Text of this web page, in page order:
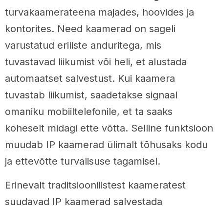
turvakaamerateena majades, hoovides ja
kontorites. Need kaamerad on sageli
varustatud eriliste anduritega, mis
tuvastavad liikumist või heli, et alustada
automaatset salvestust. Kui kaamera
tuvastab liikumist, saadetakse signaal
omaniku mobiiltelefonile, et ta saaks
koheselt midagi ette võtta. Selline funktsioon
muudab IP kaamerad ülimalt tõhusaks kodu
ja ettevõtte turvalisuse tagamisel.
Erinevalt traditsioonilistest kaameratest
suudavad IP kaamerad salvestada